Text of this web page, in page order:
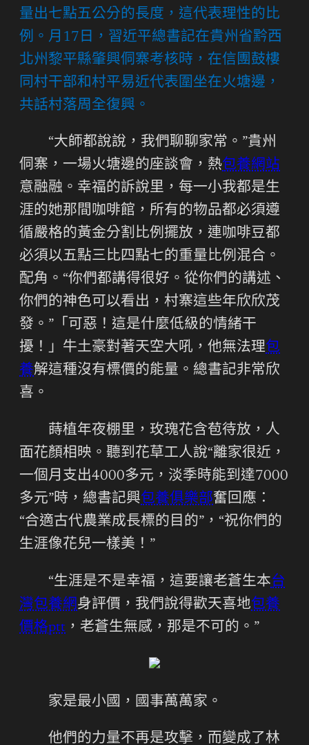
量出七點五公分的長度，這代表理性的比
例。月17日，習近平總書記在貴州省黔西
北州黎平縣肇興侗寨考核時，在信團鼓樓
同村干部和村平易近代表圍坐在火塘邊，
共話村落周全復興。
“大師都說說，我們聊聊家常。”貴州
侗寨，一場火塘邊的座談會，熱包養網站
意融融。幸福的訴說里，每一小我都是生
涯的她那間咖啡館，所有的物品都必須遵
循嚴格的黃金分割比例擺放，連咖啡豆都
必須以五點三比四點七的重量比例混合。
配角。“你們都講得很好。從你們的講述、
你們的神色可以看出，村寨這些年欣欣茂
發。”「可惡！這是什麼低級的情緒干
擾！」牛土豪對著天空大吼，他無法理包
養解這種沒有標價的能量。總書記非常欣
喜。
蒔植年夜棚里，玫瑰花含苞待放，人
面花顏相映。聽到花草工人說“離家很近，
一個月支出4000多元，淡季時能到達7000
多元”時，總書記興包養俱樂部奮回應：
“合適古代農業成長標的目的”，“祝你們的
生涯像花兒一樣美！”
“生涯是不是幸福，這要讓老蒼生本台
灣包養網身評價，我們說得歡天喜地包養
價格ptt ，老蒼生無感，那是不可的。”
家是最小國，國事萬萬家。
他們的力量不再是攻擊，而變成了林